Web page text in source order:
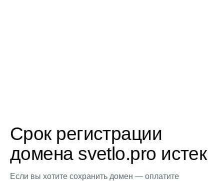
Срок регистрации
домена svetlo.pro истек
Если вы хотите сохранить домен — оплатите